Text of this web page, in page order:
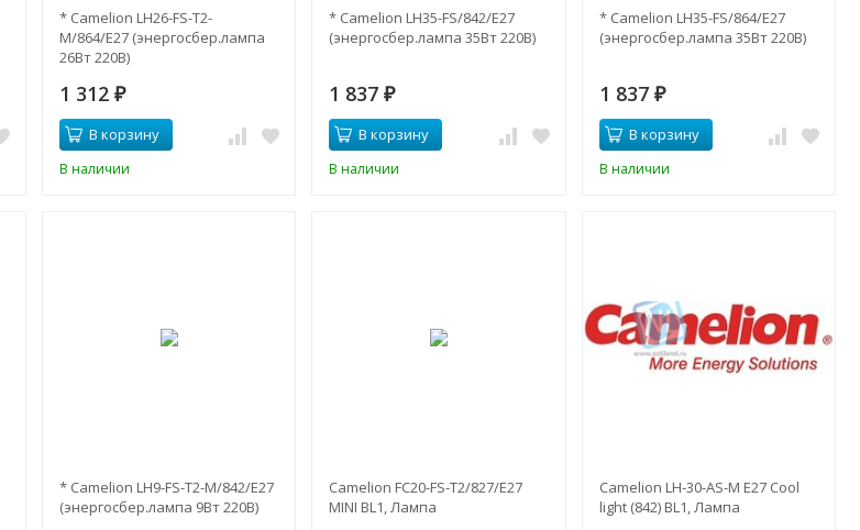
* Camelion LH26-FS-T2-
M/864/E27 (энергосбер.лампа
26Вт 220В)
1 312 ₽
В корзину
В наличии
* Camelion LH35-FS/842/E27
(энергосбер.лампа 35Вт 220В)
1 837₽
В корзину
В наличии
* Camelion LH35-FS/864/E27
(энергосбер.лампа 35Вт 220В)
1 837 ₽
В корзину
В наличии
* Camelion LH9-FS-T2-M/842/E27
(энергосбер.лампа 9Вт 220В)
Camelion FC20-FS-T2/827/E27
MINI BL1, Лампа
Camelion LH-30-AS-M E27 Cool
light (842) BL1, Лампа